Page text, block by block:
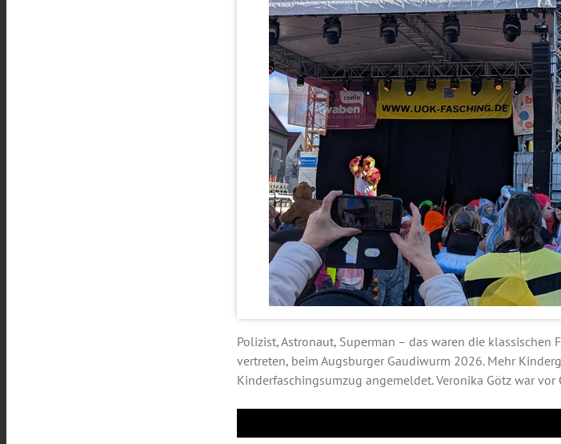
Polizist, Astronaut, Superman – das waren die klassischen
vertreten, beim Augsburger Gaudiwurm 2026. Mehr
Kinderfaschingsumzug angemeldet. Veronika Götz war vor